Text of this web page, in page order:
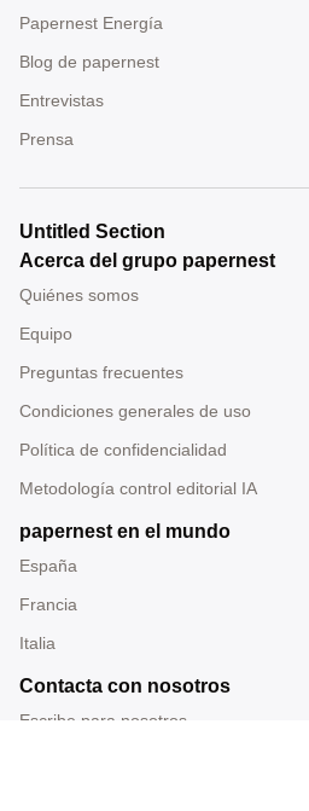
Papernest Energía
Blog de papernest
Entrevistas
Prensa
Untitled Section
Acerca del grupo papernest
Quiénes somos
Equipo
Preguntas frecuentes
Condiciones generales de uso
Política de confidencialidad
Metodología control editorial IA
papernest en el mundo
España
Francia
Italia
Contacta con nosotros
Escribe para nosotros